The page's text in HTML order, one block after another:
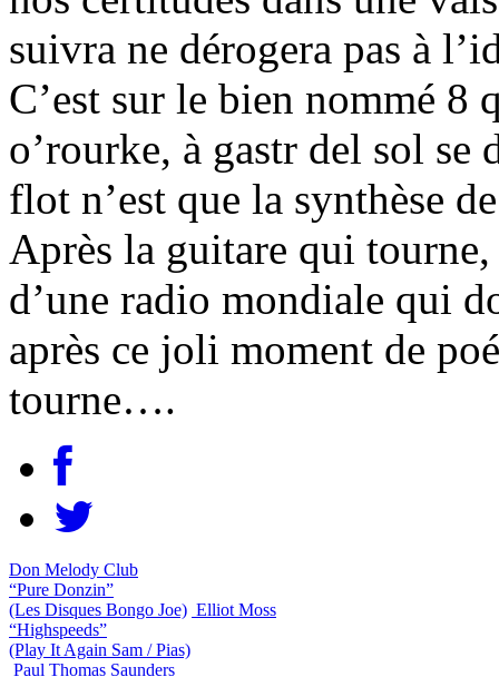
suivra ne dérogera pas à
C’est sur le bien nommé 8
o’rourke, à gastr del sol se
flot n’est que la synthèse
Après la guitare qui tourne,
d’une radio mondiale qui
après ce joli moment de
tourne….
Don Melody Club
“Pure Donzin”
(Les Disques Bongo Joe) Elliot Moss
“Highspeeds”
(Play It Again Sam / Pias)
Paul Thomas Saunders